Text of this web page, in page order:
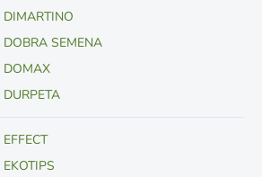
DIMARTINO
DOBRA SEMENA
DOMAX
DURPETA
EFFECT
EKOTIPS